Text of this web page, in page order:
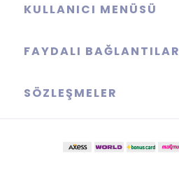
KULLANICI MENÜSÜ
FAYDALI BAĞLANTILAR
SÖZLEŞMELER